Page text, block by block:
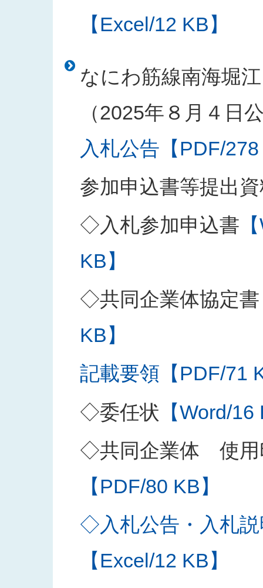
【Excel/12 KB】
なにわ筋線南海堀
（2025年８月４日
入札公告【PDF/
参加申込書等提出
◇入札参加申込書
KB】
◇共同企業体協定書
KB】
記載要領【PDF/71
◇委任状 【Word/
◇共同企業体 使用
【PDF/80 KB】
◇入札公告・入札
【Excel/12 KB】